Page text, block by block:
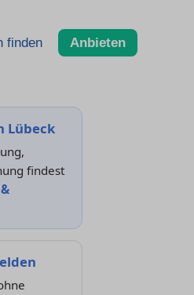
finden Anbieten
Lübeck
findest